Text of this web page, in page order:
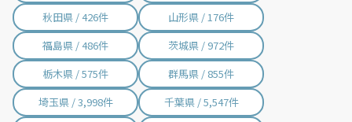
秋田県 / 426件
山形県 / 176件
福島県 / 486件
茨城県 / 972件
栃木県 / 575件
群馬県 / 855件
埼玉県 / 3,998件
千葉県 / 5,547件